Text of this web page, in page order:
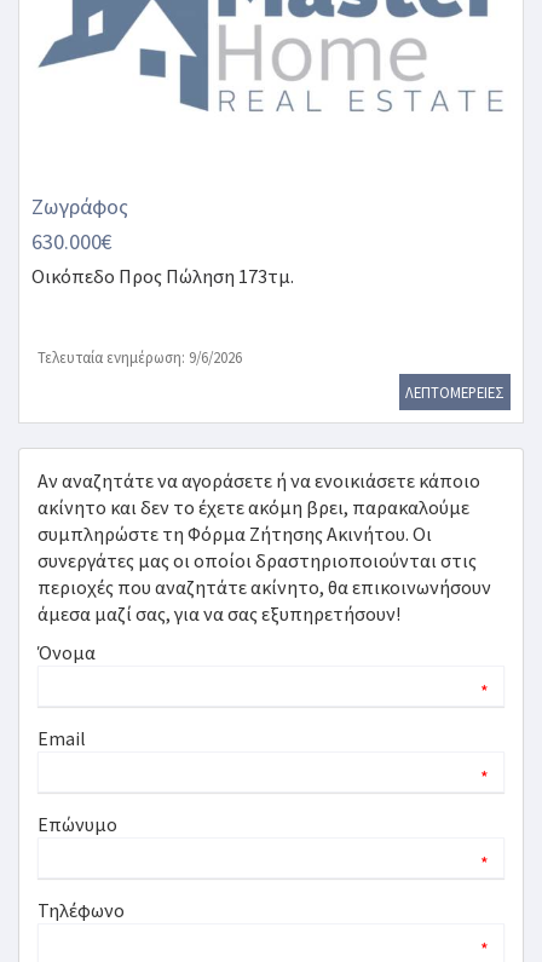
Ζωγράφος
630.000€
Οικόπεδο Προς Πώληση 173τμ.
Τελευταία ενημέρωση: 9/6/2026
ΛΕΠΤΟΜΕΡΕΙΕΣ
Αν αναζητάτε να αγοράσετε ή να ενοικιάσετε κάποιο
ακίνητο και δεν το έχετε ακόμη βρει, παρακαλούμε
συμπληρώστε τη Φόρμα Ζήτησης Ακινήτου. Οι
συνεργάτες μας οι οποίοι δραστηριοποιούνται στις
περιοχές που αναζητάτε ακίνητο, θα επικοινωνήσουν
άμεσα μαζί σας, για να σας εξυπηρετήσουν!
Όνομα
*
Email
*
Επώνυμο
*
Τηλέφωνο
*